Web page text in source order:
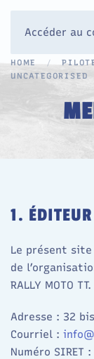
Accéder au
HOME
UNCATEGORISED
1.
Le présent site
de
RALLY MOTO
Adresse : 32
Courriel :
Numéro SIRET